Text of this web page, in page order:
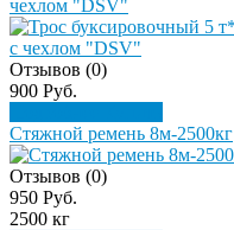
чехлом "DSV"
Отзывов (0)
900 Руб.
Стяжной ремень 8м-2500кг
Отзывов (0)
950 Руб.
2500 кг